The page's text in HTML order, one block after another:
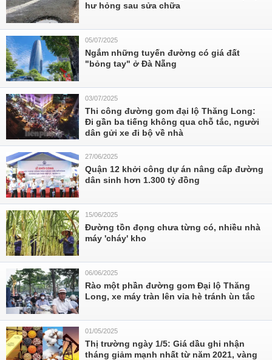
hư hỏng sau sửa chữa
05/07/2025
Ngắm những tuyến đường có giá đất
"bỏng tay" ở Đà Nẵng
03/07/2025
Thi công đường gom đại lộ Thăng Long:
Đi gần ba tiếng không qua chỗ tắc, người
dân gửi xe đi bộ về nhà
27/06/2025
Quận 12 khởi công dự án nâng cấp đường
dân sinh hơn 1.300 tỷ đồng
15/06/2025
Đường tồn đọng chưa từng có, nhiều nhà
máy 'cháy' kho
06/06/2025
Rào một phần đường gom Đại lộ Thăng
Long, xe máy tràn lên vỉa hè tránh ùn tắc
01/05/2025
Thị trường ngày 1/5: Giá dầu ghi nhận
tháng giảm mạnh nhất từ năm 2021, vàng